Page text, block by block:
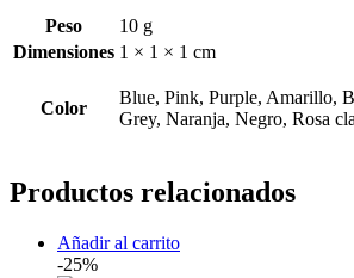
Peso
10 g
Dimensiones 1 × 1 × 1 cm
Color
Blue, Pink, Purple, Amarillo,
Grey, Naranja, Negro, Rosa
Productos relacionados
Añadir al carrito
-25%